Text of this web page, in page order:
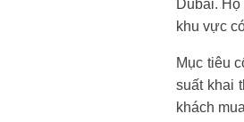
Dubai.
khu vực
Mục tiêu
suất khai
khách